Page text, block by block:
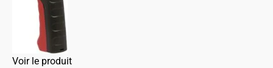
Voir le produit